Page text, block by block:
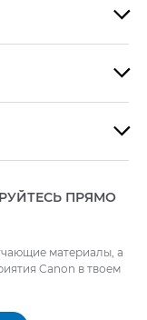



ПРЯМО
материалы, а
Canon в твоем